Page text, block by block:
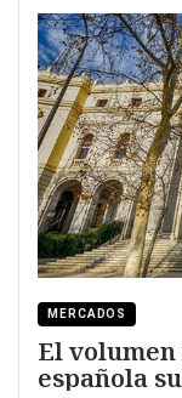
MERCADOS
El
española